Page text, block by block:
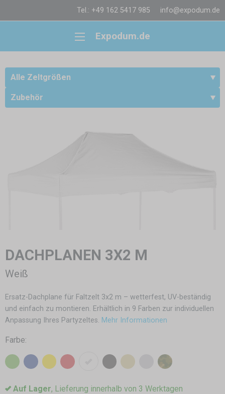
Tel.: +49 162 5417 985 info@expodum.de
Expodum.de
Alle Zeltgrößen
Zubehör
DACHPLANEN 3X2 M
Weiß
Ersatz-Dachplane für Faltzelt 3x2 m – wetterfest, UV-beständig
und einfach zu montieren. Erhältlich in 9 Farben zur individuellen
Anpassung Ihres Partyzeltes. Mehr Informationen
Farbe:
Auf Lager, Lieferung innerhalb von 3 Werktagen